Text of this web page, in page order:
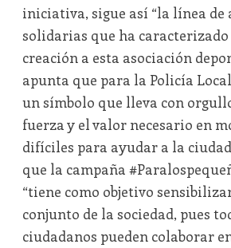
iniciativa, sigue así “la línea de
solidarias que ha caracterizado
creación a esta asociación
apunta que para la Policía Local
un símbolo que lleva con
fuerza y el valor necesario en
difíciles para ayudar a la
que la campaña
“tiene como objetivo
conjunto de la sociedad, pues
ciudadanos pueden colaborar